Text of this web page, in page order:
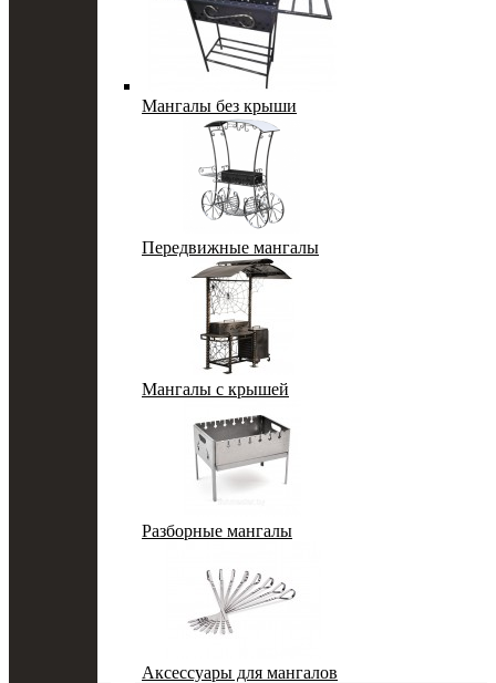
Мангалы без крыши
Передвижные мангалы
Мангалы с крышей
Разборные мангалы
Аксессуары для мангалов